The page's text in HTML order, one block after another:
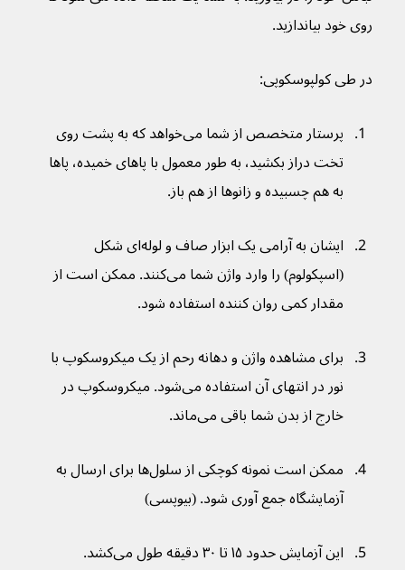
روی خود بیاندازید.
در طی کولپوسکوپی:
پرستار متخصص از شما می‌خواهد که به پشت روی
تخت دراز بکشید، به طور معمول با پاهای خمیده، پاها
به هم چسبیده و زانوها از هم باز.
ایشان به آرامی یک ابزار صاف و لوله‌ای شکل
(اسپکولوم) را وارد واژن شما می‌کنند. ممکن است از
مقدار کمی روان کننده استفاده شود.
برای مشاهده واژن و دهانه رحم از یک میکروسکوپ با
نور در انتهای آن استفاده می‌شود. میکروسکوپ در
خارج از بدن شما باقی می‌ماند.
ممکن است نمونه کوچکی از سلول‌ها برای ارسال به
آزمایشگاه جمع آوری شود. (بیوپسی)
این آزمایش حدود ۱۵ تا ۳۰ دقیقه طول می‌کشد.